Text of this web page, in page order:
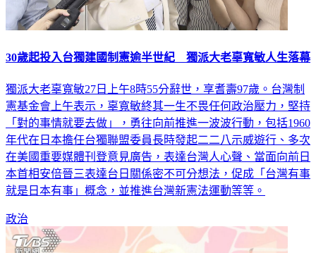
30歲起投入台獨建國制憲逾半世紀 獨派大老辜寬敏人生落幕
獨派大老辜寬敏27日上午8時55分辭世，享耆壽97歲。台灣制
憲基金會上午表示，辜寬敏終其一生不畏任何政治壓力，堅持
「對的事情就要去做」，勇往向前推進一波波行動，包括1960
年代在日本擔任台獨聯盟委員長時發起二二八示威遊行、多次
在美國重要媒體刊登意見廣告，表達台灣人心聲、當面向前日
本首相安倍晉三表達台日關係密不可分想法，促成「台灣有事
就是日本有事」概念，並推進台灣新憲法運動等等。
政治